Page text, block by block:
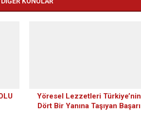
Yöresel Lezzetleri Türkiye’nin
Dört Bir Yanına Taşıyan Başarı